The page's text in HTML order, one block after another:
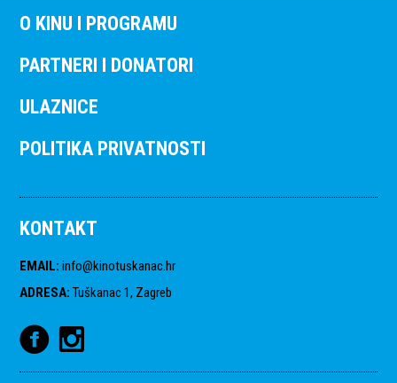
O KINU I PROGRAMU
PARTNERI I DONATORI
ULAZNICE
POLITIKA PRIVATNOSTI
KONTAKT
EMAIL: info@kinotuskanac.hr
ADRESA: Tuškanac 1, Zagreb